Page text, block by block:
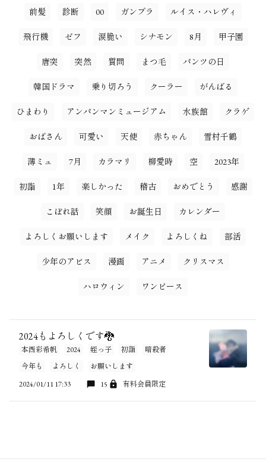
前髪 診断 00 ガンプラ ルイス・ハレヴィ
飛行機 ゼフ 涙脆い シナモン 8月 甲子園
唐突 突然 質問 まつ毛 パンツの日
韓国ドラマ 乗り切ろう クーラー がんばる
ひまわり アンパンマンミュージアム 水族館 クラゲ
おばさん 可愛い 天使 赤ちゃん 雪村千鶴
薄ミュ 7月 カラマリ 柳愛時 空 2023年
初詣 1年 楽しかった 稽古 おめでとう 感謝
こぼれ話 笑顔 お誕生日 カレンダー
よろしくお願いします メイク よろしくね 部活
少年のアビス 漫画 アニメ クリスマス
ハロウィン ワンピース
2024もよろしくです🐉
本西彩希帆 2024 姪っ子 初詣
暗殺者
今年も
よろしく
お願いします
2024/01/11 17:33
15 有料会員限定